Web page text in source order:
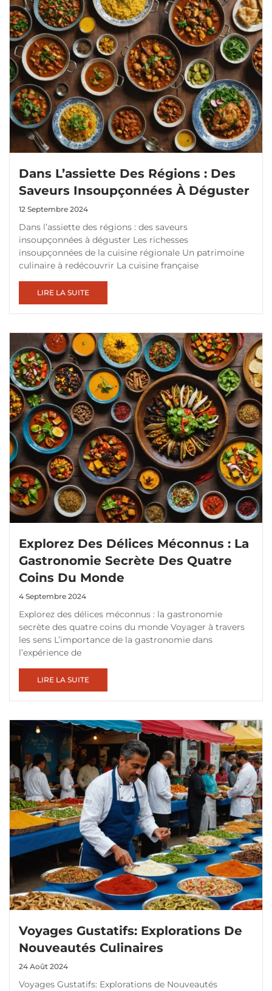
Dans L’assiette Des Régions : Des
Saveurs Insoupçonnées À Déguster
12 Septembre 2024
Dans l’assiette des régions : des saveurs
insoupçonnées à déguster Les richesses
insoupçonnées de la cuisine régionale Un patrimoine
culinaire à redécouvrir La cuisine française
LIRE LA SUITE
Explorez Des Délices Méconnus : La
Gastronomie Secrète Des Quatre
Coins Du Monde
4 Septembre 2024
Explorez des délices méconnus : la gastronomie
secrète des quatre coins du monde Voyager à travers
les sens L’importance de la gastronomie dans
l’expérience de
LIRE LA SUITE
Voyages Gustatifs: Explorations De
Nouveautés Culinaires
24 Août 2024
Voyages Gustatifs: Explorations de Nouveautés